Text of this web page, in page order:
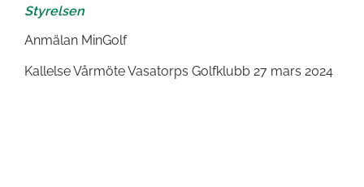
Styrelsen
Anmälan MinGolf
Kallelse Vårmöte Vasatorps Golfklubb 27 mars 2024